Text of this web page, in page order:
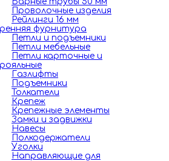
Проволочные изделия
Рейлинги 16 мм
фурнитура
Петли и подъемники
Петли мебельные
Петли карточные и
рояльные
Газлифты
Подъемники
Толкатели
Крепеж
Крепежные элементы
Замки и задвижки
Навесы
Полкодержатели
Уголки
Направляющие для